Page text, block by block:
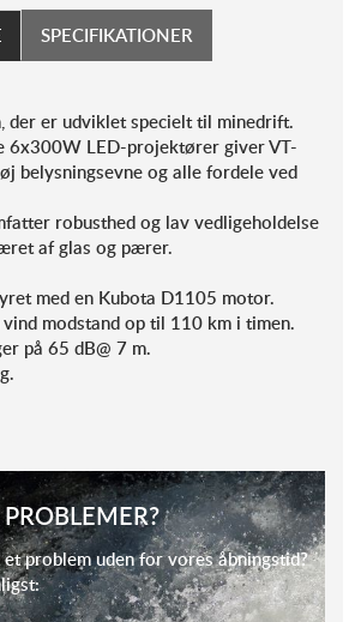
SPECIFIKATIONER
der er udviklet specielt til minedrift.
6x300W LED-projektører giver VT-
belysningsevne og alle fordele ved
robusthed og lav vedligeholdelse
af glas og pærer.
med en Kubota D1105 motor.
modstand op til 110 km i timen.
på 65 dB@ 7 m.
et problem uden for vores åbningstid?